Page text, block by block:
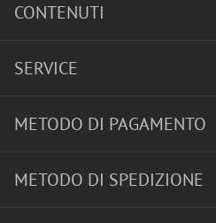
CONTENUTI
SERVICE
METODO DI PAGAMENTO
METODO DI SPEDIZIONE